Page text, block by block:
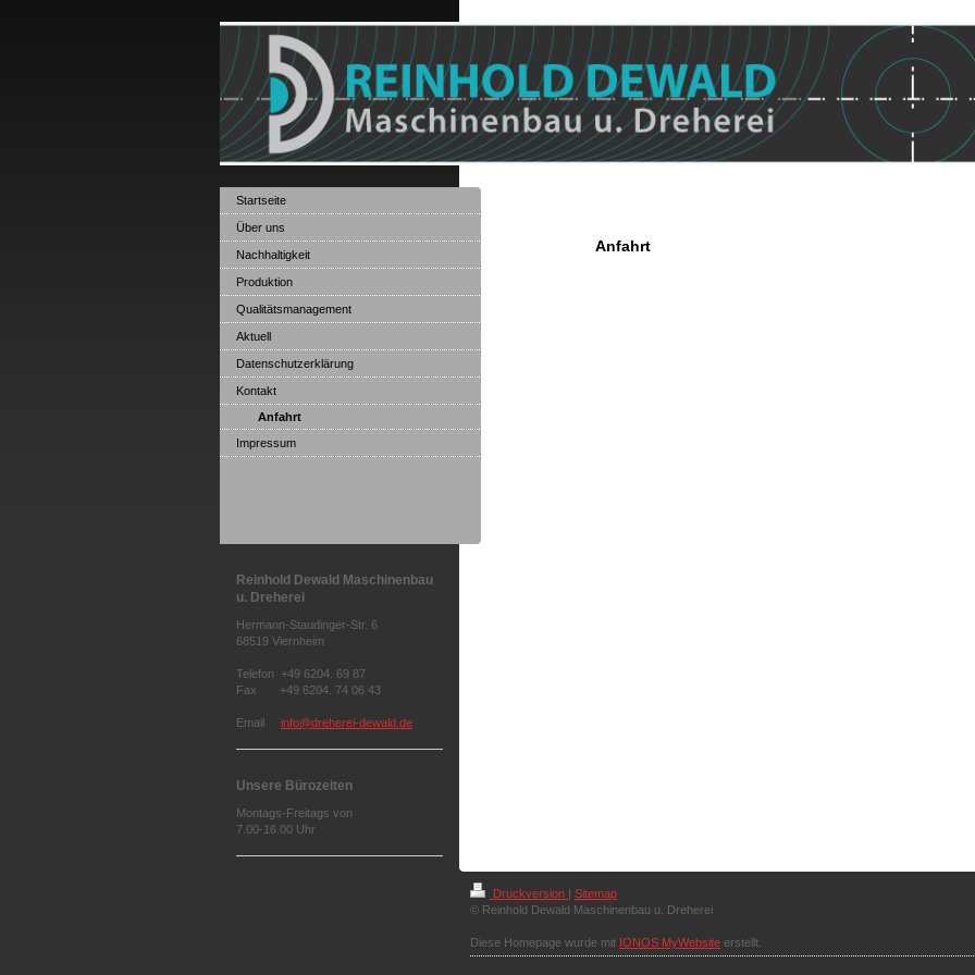
Anfahrt
Startseite
Über uns
Nachhaltigkeit
Produktion
Qualitätsmanagement
Aktuell
Datenschutzerklärung
Kontakt
Anfahrt
Impressum
Reinhold Dewald Maschinenbau
u. Dreherei
Hermann-Staudinger-Str. 6
68519 Viernheim
Telefon +49 6204. 69 87
Fax +49 6204. 74 06 43
Email info@dreherei-dewald.de
Unsere Bürozeiten
Montags-Freitags von
7.00-16.00 Uhr
Druckversion | Sitemap
© Reinhold Dewald Maschinenbau u. Dreherei
Diese Homepage wurde mit IONOS MyWebsite erstellt.